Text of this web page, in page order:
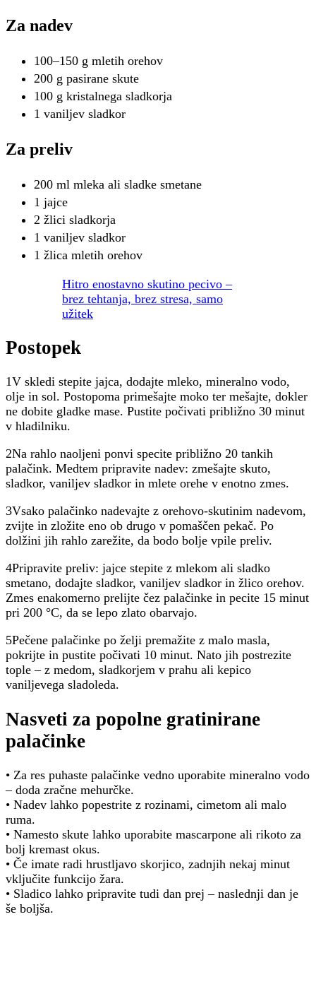
Za nadev
100–150 g mletih orehov
200 g pasirane skute
100 g kristalnega sladkorja
1 vaniljev sladkor
Za preliv
200 ml mleka ali sladke smetane
1 jajce
2 žlici sladkorja
1 vaniljev sladkor
1 žlica mletih orehov
Hitro enostavno skutino pecivo –
brez tehtanja, brez stresa, samo
užitek
Postopek
1V skledi stepite jajca, dodajte mleko, mineralno vodo,
olje in sol. Postopoma primešajte moko ter mešajte, dokler
ne dobite gladke mase. Pustite počivati približno 30 minut
v hladilniku.
2Na rahlo naoljeni ponvi specite približno 20 tankih
palačink. Medtem pripravite nadev: zmešajte skuto,
sladkor, vaniljev sladkor in mlete orehe v enotno zmes.
3Vsako palačinko nadevajte z orehovo-skutinim nadevom,
zvijte in zložite eno ob drugo v pomaščen pekač. Po
dolžini jih rahlo zarežite, da bodo bolje vpile preliv.
4Pripravite preliv: jajce stepite z mlekom ali sladko
smetano, dodajte sladkor, vaniljev sladkor in žlico orehov.
Zmes enakomerno prelijte čez palačinke in pecite 15 minut
pri 200 °C, da se lepo zlato obarvajo.
5Pečene palačinke po želji premažite z malo masla,
pokrijte in pustite počivati 10 minut. Nato jih postrezite
tople – z medom, sladkorjem v prahu ali kepico
vaniljevega sladoleda.
Nasveti za popolne gratinirane
palačinke
• Za res puhaste palačinke vedno uporabite mineralno vodo
– doda zračne mehurčke.
• Nadev lahko popestrite z rozinami, cimetom ali malo
ruma.
• Namesto skute lahko uporabite mascarpone ali rikoto za
bolj kremast okus.
• Če imate radi hrustljavo skorjico, zadnjih nekaj minut
vključite funkcijo žara.
• Sladico lahko pripravite tudi dan prej – naslednji dan je
še boljša.